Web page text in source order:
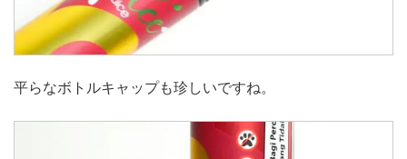
平らなボトルキャップも珍しいですね。